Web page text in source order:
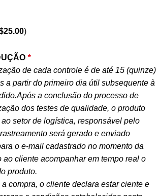
25.00)
*
de cada controle é de até 15 (quinze)
a partir do primeiro dia útil subsequente à
a conclusão do processo de
dos testes de qualidade, o produto
setor de logística, responsável pelo
será gerado e enviado
o e-mail cadastrado no momento da
ao cliente acompanhar em tempo real o
produto.
compra, o cliente declara estar ciente e